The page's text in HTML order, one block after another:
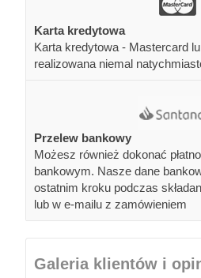
Karta kredytowa
Karta kredytowa - Mastercard
realizowana niemal
Przelew bankowy
Możesz również dokonać
bankowym. Nasze dane
ostatnim kroku podczas
lub w e-mailu z zamówieniem
Galeria klientów i